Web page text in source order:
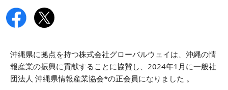
沖縄県に拠点を持つ株式会社グローバルウェイは、沖縄の情
報産業の振興に貢献することに協賛し、2024年1月に一般社
団法人 沖縄県情報産業協会*の正会員になりました 。